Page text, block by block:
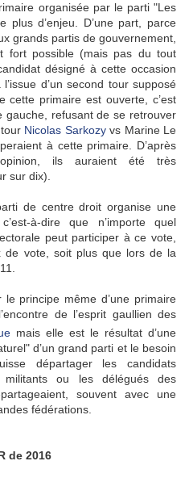
organisée par le parti "Les
plus d’enjeu. D’une part, parce
grands partis de gouvernement,
fort possible (mais pas du tout
désigné à cette occasion
d’un second tour supposé
cette primaire est ouverte, c’est
gauche, refusant de se retrouver
Nicolas Sarkozyvs Marine Le
à cette primaire. D’après
ils auraient été très
sur dix).
de centre droit organise une
à-dire que n’importe quel
peut participer à ce vote,
de vote, soit plus que lors de la
principe même d’une primaire
de l’esprit gaullien des
mais elle est le résultat d’une
d’un grand parti et le besoin
départager les candidats
militants ou les délégués des
souvent avec une
fédérations.
de 2016